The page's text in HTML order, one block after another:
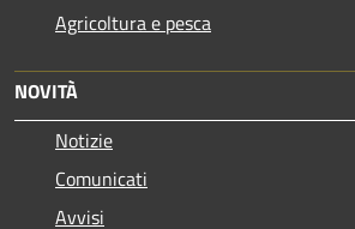
Agricoltura e pesca
NOVITÀ
Notizie
Comunicati
Avvisi